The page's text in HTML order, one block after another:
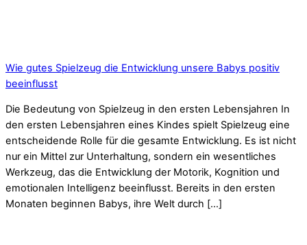
Wie gutes Spielzeug die Entwicklung unsere Babys positiv
beeinflusst
Die Bedeutung von Spielzeug in den ersten Lebensjahren In
den ersten Lebensjahren eines Kindes spielt Spielzeug eine
entscheidende Rolle für die gesamte Entwicklung. Es ist nicht
nur ein Mittel zur Unterhaltung, sondern ein wesentliches
Werkzeug, das die Entwicklung der Motorik, Kognition und
emotionalen Intelligenz beeinflusst. Bereits in den ersten
Monaten beginnen Babys, ihre Welt durch […]